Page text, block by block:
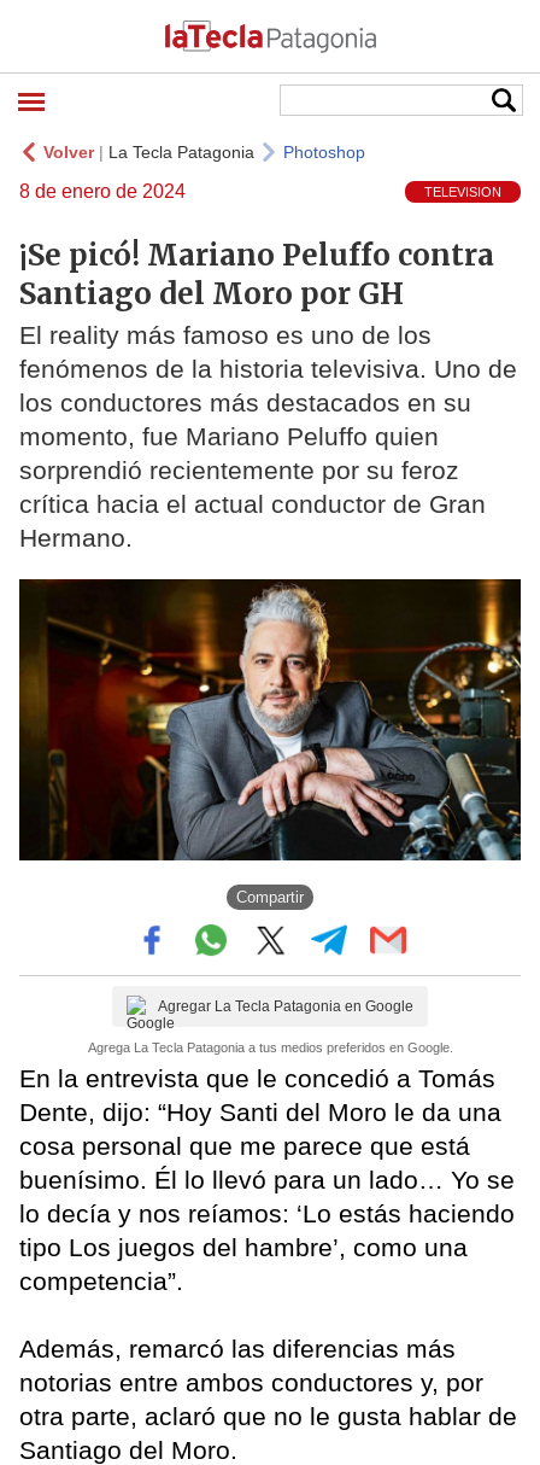
Volver| La Tecla Patagonia Photoshop
8 de enero de 2024 TELEVISION
¡Se picó! Mariano Peluffo contra
Santiago del Moro por GH
El reality más famoso es uno de los
fenómenos de la historia televisiva. Uno de
los conductores más destacados en su
momento, fue Mariano Peluffo quien
sorprendió recientemente por su feroz
crítica hacia el actual conductor de Gran
Hermano.
Compartir
Agregar La Tecla Patagonia en Google
Agrega La Tecla Patagonia a tus medios preferidos en Google.
En la entrevista que le concedió a Tomás
Dente, dijo: “Hoy Santi del Moro le da una
cosa personal que me parece que está
buenísimo. Él lo llevó para un lado… Yo se
lo decía y nos reíamos: ‘Lo estás haciendo
tipo Los juegos del hambre’, como una
competencia”.
Además, remarcó las diferencias más
notorias entre ambos conductores y, por
otra parte, aclaró que no le gusta hablar de
Santiago del Moro.